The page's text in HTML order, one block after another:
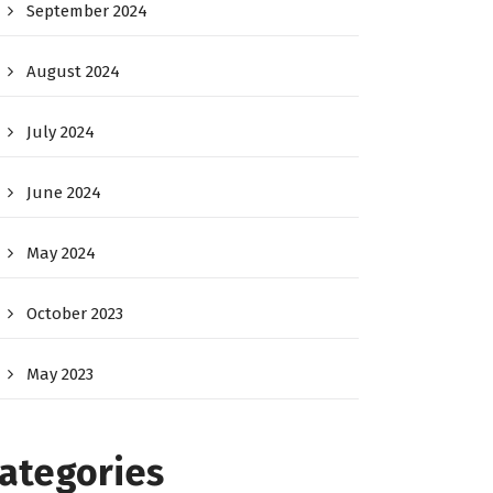
September 2024
August 2024
July 2024
June 2024
May 2024
October 2023
May 2023